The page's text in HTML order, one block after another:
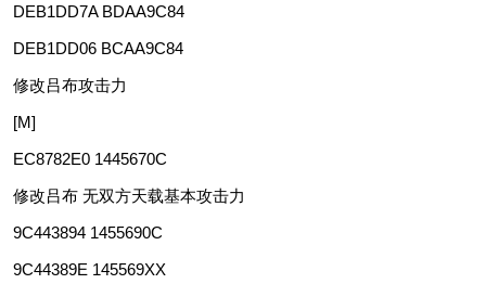
DEB1DD7A BDAA9C84
DEB1DD06 BCAA9C84
修改吕布攻击力
[M]
EC8782E0 1445670C
修改吕布 无双方天载基本攻击力
9C443894 1455690C
9C44389E 145569XX